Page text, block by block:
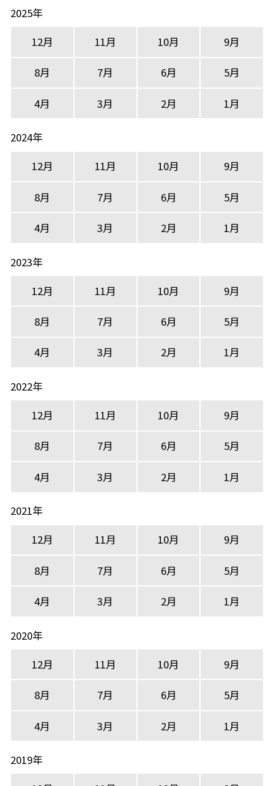
2025年
12月
11月 10月 9月
8月 7月 6月 5月
4月 3月 2月 1月
2024年
12月
11月 10月 9月
8月 7月 6月 5月
4月 3月 2月 1月
2023年
12月
11月 10月 9月
8月 7月 6月 5月
4月 3月 2月 1月
2022年
12月
11月 10月 9月
8月 7月 6月 5月
4月 3月 2月 1月
2021年
12月
11月 10月 9月
8月 7月 6月 5月
4月 3月 2月 1月
2020年
12月
11月 10月 9月
8月 7月 6月 5月
4月 3月 2月 1月
2019年